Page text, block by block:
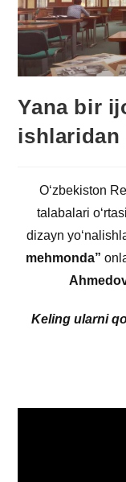
Yana bir
ishlaridan
O‘zbekiston
talabalari
dizayn
mehmonda”
Keling ularni